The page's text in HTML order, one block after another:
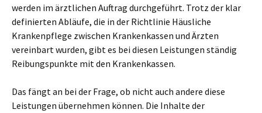
werden im ärztlichen Auftrag durchgeführt. Trotz der klar
definierten Abläufe, die in der Richtlinie Häusliche
Krankenpflege zwischen Krankenkassen und Ärzten
vereinbart wurden, gibt es bei diesen Leistungen ständig
Reibungspunkte mit den Krankenkassen.
Das fängt an bei der Frage, ob nicht auch andere diese
Leistungen übernehmen können. Die Inhalte der